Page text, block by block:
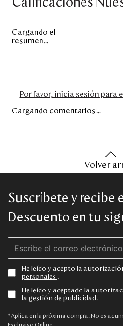
Calificaciones
Cargando el
resumen…
Por favor, inicia sesión para
Cargando comentarios…
Volver
Suscríbete y recibe
Descuento en tu
He leído y acepto la
personales .
He leído y aceptado la
la gestión de publicidad .
*Aplica en la próxima compra. No es
Exclusivo Online.